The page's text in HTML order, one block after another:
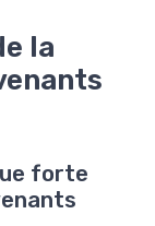
la
forte